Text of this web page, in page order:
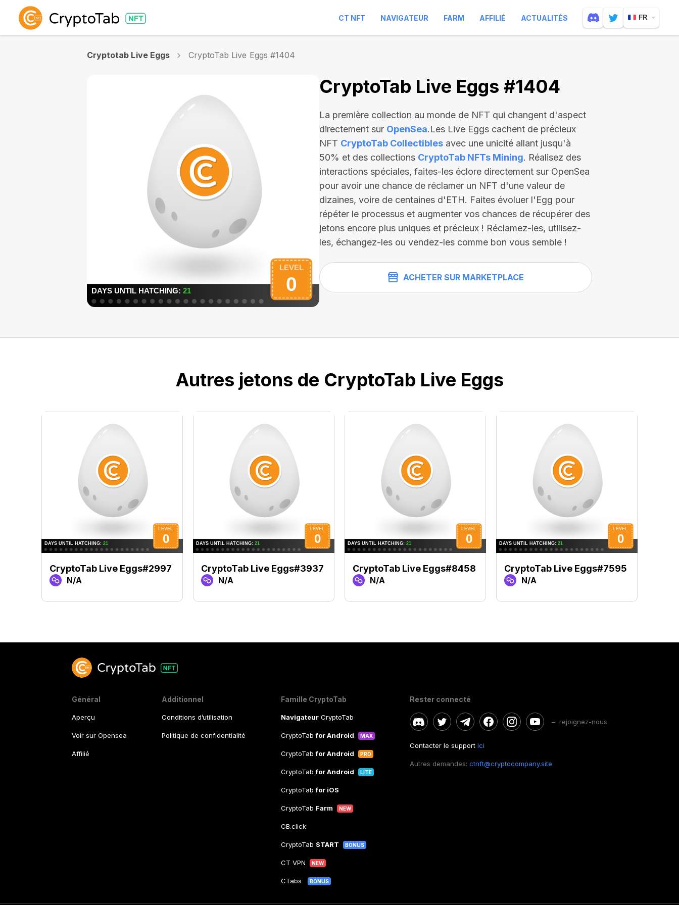
CT NFT NAVIGATEUR FARM AFFILIÉ ACTUALITÉS FR
Cryptotab Live Eggs CryptoTab Live Eggs #1404
CryptoTab Live Eggs #1404
La première collection au monde de NFT qui changent d'aspect
directement sur OpenSea.Les Live Eggs cachent de précieux
NFT CryptoTab Collectibles avec une unicité allant jusqu'à
50% et des collections CryptoTab NFTs Mining. Réalisez des
interactions spéciales, faites-les éclore directement sur OpenSea
pour avoir une chance de réclamer un NFT d'une valeur de
dizaines, voire de centaines d'ETH. Faites évoluer l'Egg pour
répéter le processus et augmenter vos chances de récupérer des
jetons encore plus uniques et précieux ! Réclamez-les, utilisez-
les, échangez-les ou vendez-les comme bon vous semble !
ACHETER SUR MARKETPLACE
Autres jetons de CryptoTab Live Eggs
CryptoTab Live Eggs#2997
N/A
CryptoTab Live Eggs#3937
N/A
CryptoTab Live Eggs#8458
N/A
CryptoTab Live Eggs#7595
N/A
Général
Aperçu
Voir sur Opensea
Affilié
Additionnel
Conditions d’utilisation
Politique de confidentialité
Famille CryptoTab
NavigateurCryptoTab
CryptoTabfor Android MAX
CryptoTabfor Android PRO
CryptoTabfor Android LITE
CryptoTabfor iOS
CryptoTab Farm NEW
CB.click
CryptoTab START BONUS
CT VPN NEW
CTabs BONUS
Rester connecté
– rejoignez-nous
Contacter le support ici
Autres demandes: ctnft@cryptocompany.site